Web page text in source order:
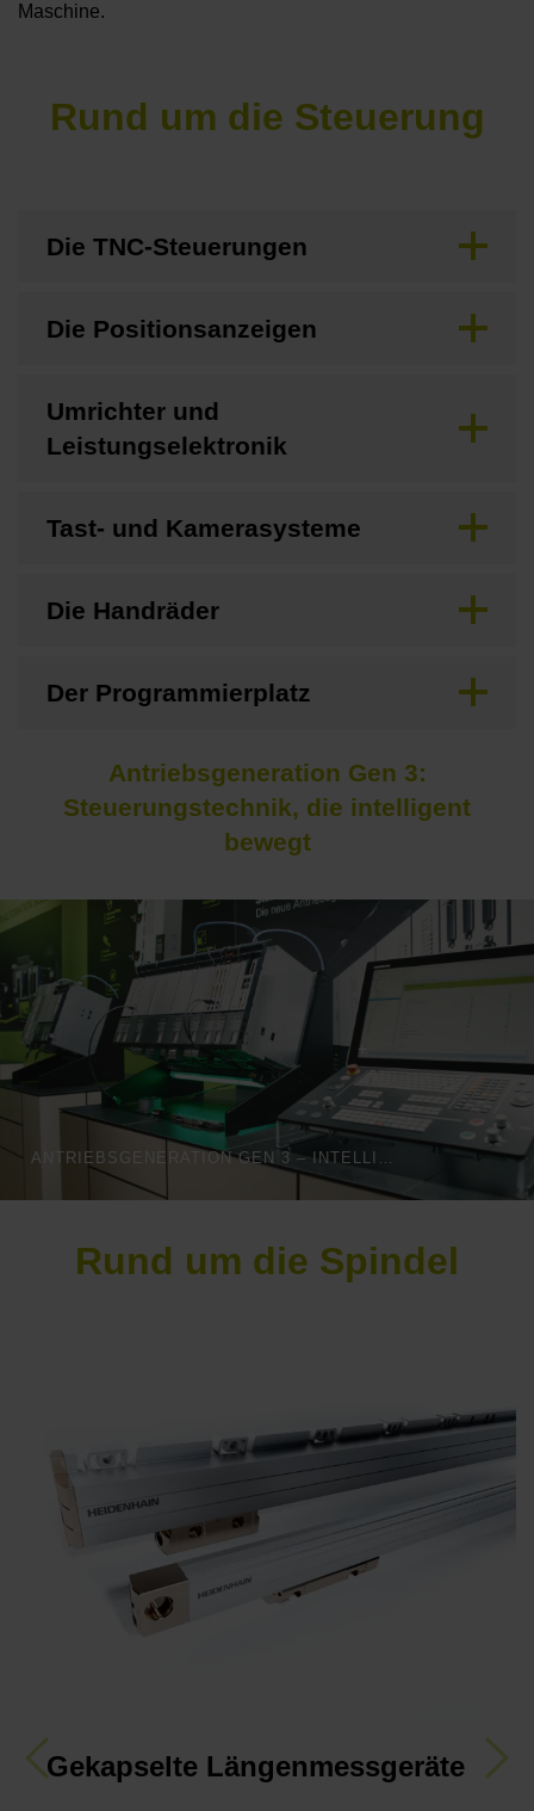
Maschine.
Rund um die Steuerung
Die TNC-Steuerungen
Die Positionsanzeigen
Umrichter und
Leistungselektronik
Tast- und Kamerasysteme
Die Handräder
Der Programmierplatz
Antriebsgeneration Gen 3:
Steuerungstechnik, die intelligent
bewegt
Rund um die Spindel
Gekapselte Längenmessgeräte
Previous Next